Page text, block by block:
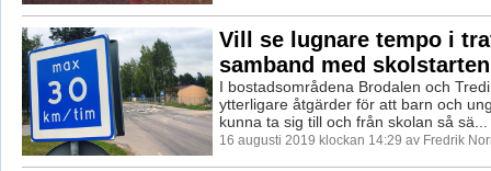
Vill se lugnare tempo i
samband med skolstarten
I bostadsområdena Brodalen och
ytterligare åtgärder för att barn och
kunna ta sig till och från skolan så sä...
16 augusti 2019 klockan 14:29 av Fredrik